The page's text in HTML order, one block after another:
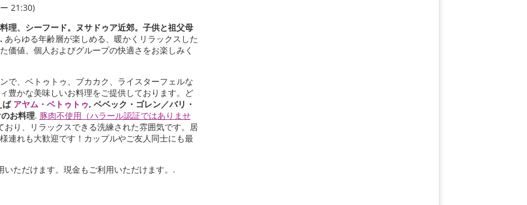
21:30)
理、シーフード。ヌサドゥア近郊。子供と祖父母
あらゆる年齢層が楽しめる、暖かくリラックスした
価値、個人およびグループの快適さをお楽しみく
で、ベトゥトゥ、ブカカク、ライスターフェルな
豊かな美味しいお料理をご提供しております。ど
ば アヤム・ベトゥトゥ, ベベック・ゴレン／バリ・
お料理. 豚肉不使用（ハラール認証ではありませ
り、リラックスできる洗練された雰囲気です。居
連れも大歓迎です！カップルやご友人同士にも最
いただけます。現金もご利用いただけます。.